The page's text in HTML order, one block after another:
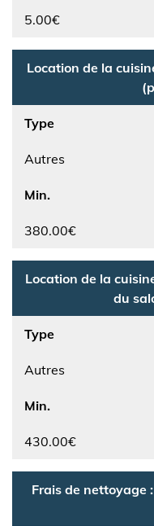
5.00€
Location de la
Type
Autres
Min.
380.00€
Location de la
du
Type
Autres
Min.
430.00€
Frais de nettoyage